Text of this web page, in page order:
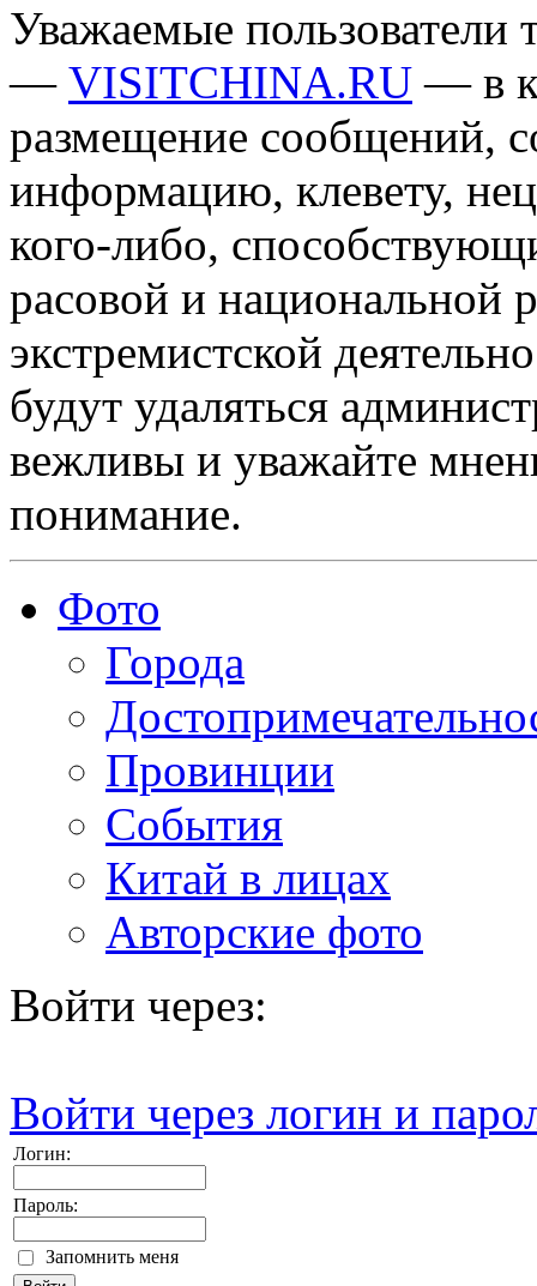
Уважаемые пользователи
— VISITCHINA.RU — в
размещение сообщений,
информацию, клевету,
кого-либо,
расовой и национальной
экстремистской
будут удаляться
вежливы и уважайте
понимание.
Фото
Города
Провинции
События
Китай в лицах
Авторские фото
Войти через:
Войти через логин и
Логин:
Пароль:
Запомнить меня